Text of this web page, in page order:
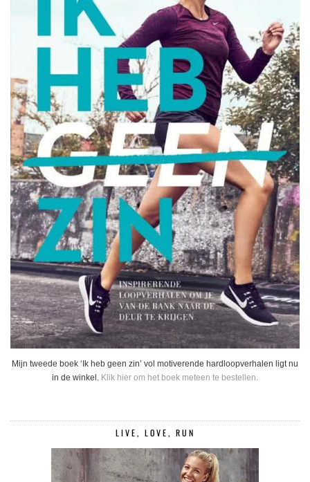
Mijn tweede boek ‘Ik heb geen zin’ vol motiverende hardloopverhalen ligt nu
in de winkel. Klik hier om het boek meteen te bestellen.
LIVE, LOVE, RUN